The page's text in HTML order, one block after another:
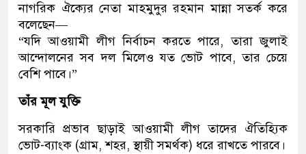
নাগরিক ঐক্যের নেতা মাহমুদুর রহমান মান্না সতর্ক করে
বলেছেন—
“যদি আওয়ামী লীগ নির্বাচন করতে পারে, তারা জুলাই
আন্দোলনের সব দল মিলেও যত ভোট পাবে, তার চেয়ে
বেশি পাবে।”
তাঁর মূল যুক্তি
সরকারি প্রভাব ছাড়াই আওয়ামী লীগ তাদের ঐতিহ্যিক
ভোট-ব্যাংক (গ্রাম, শহর, স্থায়ী সমর্থক) ধরে রাখতে পারবে।